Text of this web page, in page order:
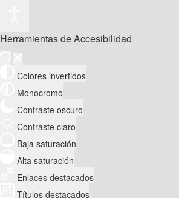
Herramientas de Accesibilidad
Colores invertidos
Monocromo
Contraste oscuro
Contraste claro
Baja saturación
Alta saturación
Enlaces destacados
Títulos destacados